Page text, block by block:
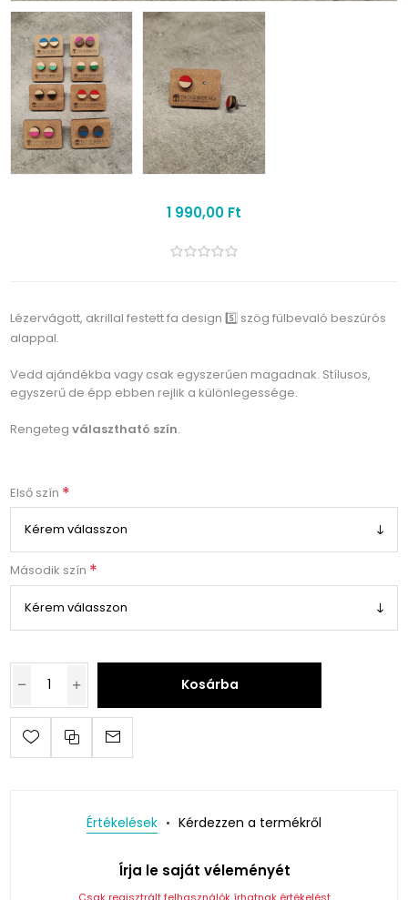
1 990,00 Ft
Lézervágott, akrillal festett fa design 5️⃣ szög fülbevaló beszúrós
alappal.
Vedd ajándékba vagy csak egyszerűen magadnak. Stílusos,
egyszerű de épp ebben rejlik a különlegessége.
Rengetegválasztható szín.
Első szín *
Második szín *
Kosárba
Értékelések Kérdezzen a termékről
Írja le saját véleményét
Csak regisztrált felhasználók írhatnak értékelést